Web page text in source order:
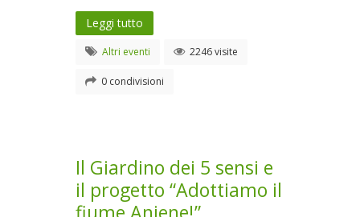
Leggi tutto
Altri eventi 2246 visite
0 condivisioni
Il Giardino dei 5 sensi e
il progetto “Adottiamo il